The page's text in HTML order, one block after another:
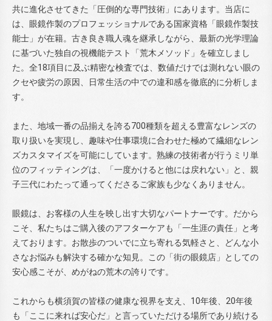
共に進化させてきた「圧倒的な専門技術」にあります。当店に
は、眼鏡作製のプロフェッショナルである国家資格「眼鏡作製技
能士」が在籍。古き良き職人魂を継承しながら、最新の光学理論
に基づいた独自の視機能テスト「荒木メソッド」を確立しまし
た。全18項目に及ぶ精密な検査では、数値だけでは測れない眼の
クセや疲労の原因、日常生活の中での違和感を徹底的に分析しま
す。
また、地域一番の品揃えを誇る700種類を超える豊富なレンズの
取り扱いを実現し、趣味や仕事環境に合わせた極めて繊細なレン
ズカスタマイズを可能にしています。熟練の技術者が行うミリ単
位のフィッティングは、「一度かけると他には戻れない」と、親
子三代にわたって通ってくださるご家族も少なくありません。
眼鏡は、お客様の人生を映し出す大切なパートナーです。だから
こそ、私たちはご購入後のアフターケアも「一生涯の責任」と考
えております。お散歩のついでに立ち寄れる気軽さと、どんな小
さなお悩みも解決する確かな知見。この「街の眼鏡店」としての
安心感こそが、めがねの荒木の誇りです。
これからも横須賀の皆様の健康な視界を支え、10年後、20年後
も「ここに来れば安心だ」と言っていただける場所であり続ける